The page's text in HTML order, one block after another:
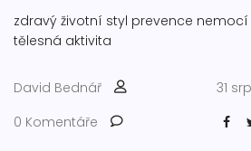
zdravý životní styl prevence nemocí
tělesná aktivita
David Bednář
31
0 Komentáře